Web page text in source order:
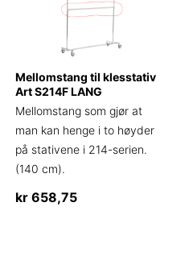
Mellomstang til klesstativ
Art S214F LANG
Mellomstang som gjør at
man kan henge i to høyder
på stativene i 214-serien.
(140 cm).
kr658,75